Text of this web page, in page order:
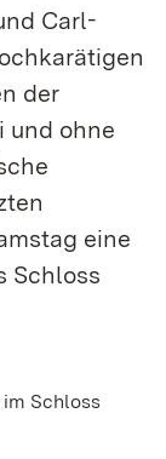
Carl-
der
und ohne
eine
Schloss
Schloss